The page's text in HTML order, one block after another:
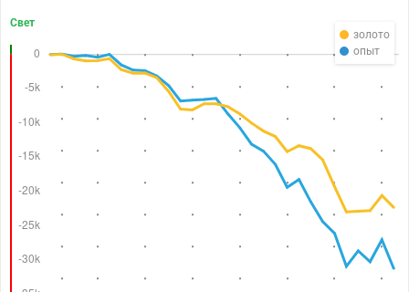
золото
опыт
Свет